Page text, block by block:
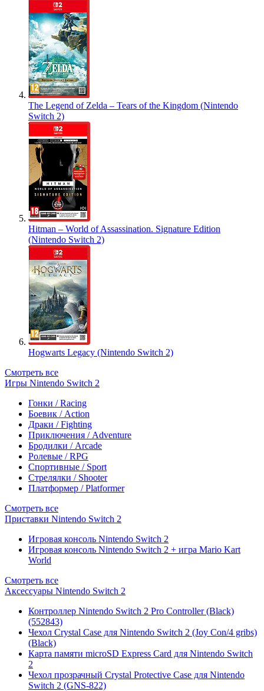
The Legend of Zelda – Tears of the Kingdom (Nintendo
Switch 2)
Hitman – World of Assassination. Signature Edition
(Nintendo Switch 2)
Hogwarts Legacy (Nintendo Switch 2)
Смотреть все
Игры Nintendo Switch 2
Гонки / Racing
Боевик / Action
Драки / Fighting
Приключения / Adventure
Бродилки / Arcade
Ролевые / RPG
Спортивные / Sport
Стрелялки / Shooter
Платформер / Platformer
Смотреть все
Приставки Nintendo Switch 2
Игровая консоль Nintendo Switch 2
Игровая консоль Nintendo Switch 2 + игра Mario Kart
World
Смотреть все
Аксессуары Nintendo Switch 2
Контроллер Nintendo Switch 2 Pro Controller (Black)
(552843)
Чехол Сrystal Сase для Nintendo Switch 2 (Joy Con/4 gribs)
(Black)
Карта памяти microSD Express Card для Nintendo Switch
2
Чехол прозрачный Crystal Protective Case для Nintendo
Switch 2 (GNS-822)